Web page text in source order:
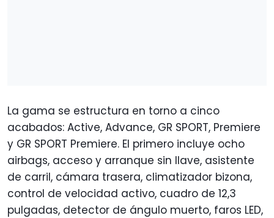
La gama se estructura en torno a cinco
acabados: Active, Advance, GR SPORT, Premiere
y GR SPORT Premiere. El primero incluye ocho
airbags, acceso y arranque sin llave, asistente
de carril, cámara trasera, climatizador bizona,
control de velocidad activo, cuadro de 12,3
pulgadas, detector de ángulo muerto, faros LED,